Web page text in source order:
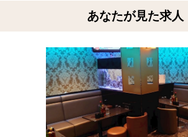
あなたが見た求人